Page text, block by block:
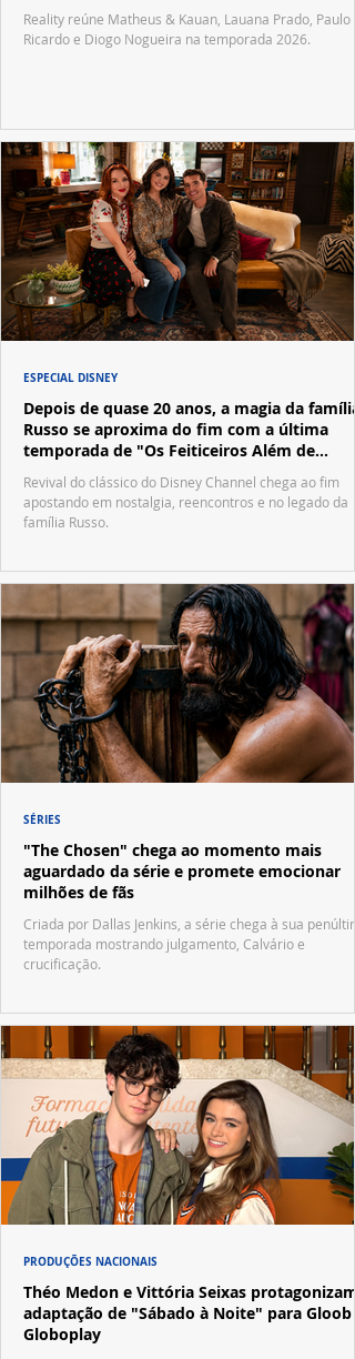
Reality reúne Matheus & Kauan, Lauana Prado, Paulo
Ricardo e Diogo Nogueira na temporada 2026.
Depois de quase 20 anos, a magia da família
Russo se aproxima do fim com a última
temporada de "Os Feiticeiros Além de
Revival do clássico do Disney Channel chega ao fim
apostando em nostalgia, reencontros e no legado da
família Russo.
ESPECIAL DISNEY
"The Chosen" chega ao momento mais
aguardado da série e promete emocionar
milhões de fãs
Criada por Dallas Jenkins, a série chega à sua
temporada mostrando julgamento, Calvário e
crucificação.
SÉRIES
Théo Medon e Vittória Seixas protagonizam
adaptação de "Sábado à Noite" para Gloob e
Globoplay
PRODUÇÕES NACIONAIS